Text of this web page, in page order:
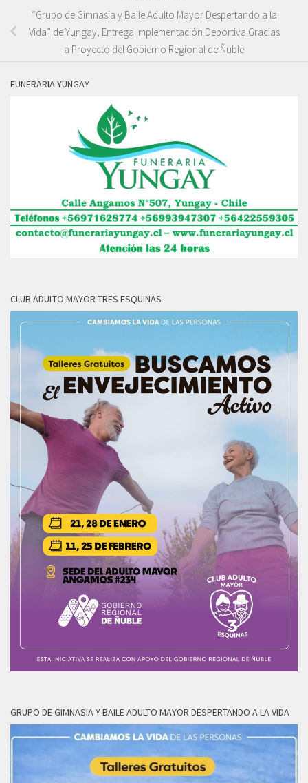
“Grupo de Gimnasia y Baile Adulto Mayor Despertando a la
Vida” de Yungay, Entrega Implementación Deportiva Gracias
a Proyecto del Gobierno Regional de Ñuble
FUNERARIA YUNGAY
CLUB ADULTO MAYOR TRES ESQUINAS
GRUPO DE GIMNASIA Y BAILE ADULTO MAYOR DESPERTANDO A LA VIDA